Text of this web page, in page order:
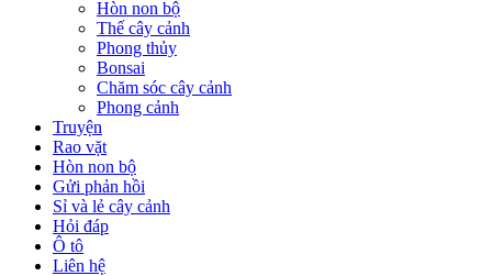
Hòn non bộ
Thế cây cảnh
Phong thủy
Bonsai
Chăm sóc cây cảnh
Phong cảnh
Truyện
Rao vặt
Hòn non bộ
Gửi phản hồi
Sỉ và lẻ cây cảnh
Hỏi đáp
Ô tô
Liên hệ